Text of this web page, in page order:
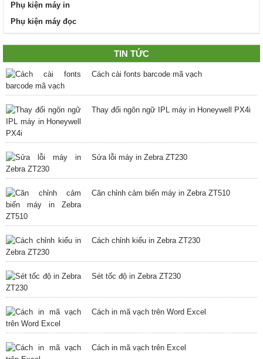
Phụ kiện máy in
Phụ kiện máy đọc
TIN TỨC
Cách cài fonts barcode mã vạch
Thay đổi ngôn ngữ IPL máy in Honeywell PX4i
Sửa lỗi máy in Zebra ZT230
Căn chỉnh cảm biến máy in Zebra ZT510
Cách chỉnh kiểu in Zebra ZT230
Sét tốc độ in Zebra ZT230
Cách in mã vạch trên Word Excel
Cách in mã vạch trên Excel